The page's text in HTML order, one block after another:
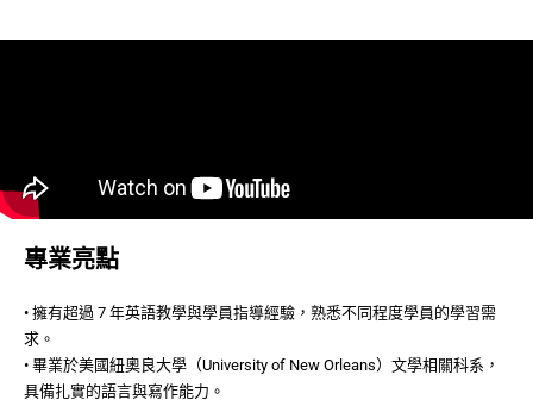
專業亮點
• 擁有超過 7 年英語教學與學員指導經驗，熟悉不同程度學員的學習需
求。
• 畢業於美國紐奧良大學（University of New Orleans）文學相關科系，
具備扎實的語言與寫作能力。